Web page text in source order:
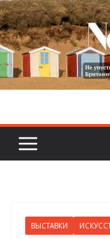
Skip
to
content
ВЫСТАВКИ